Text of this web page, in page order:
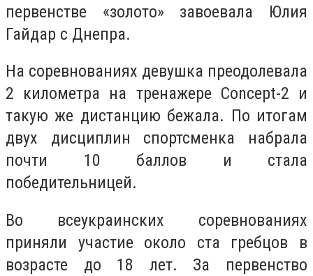
первенстве «золото» завоевала Юлия
Гайдар с Днепра.
На соревнованиях девушка преодолевала
2 километра на тренажере Concept-2 и
такую же дистанцию бежала. По итогам
двух дисциплин спортсменка набрала
почти 10 баллов и стала
победительницей.
Во всеукраинских соревнованиях
приняли участие около ста гребцов в
возрасте до 18 лет. За первенство